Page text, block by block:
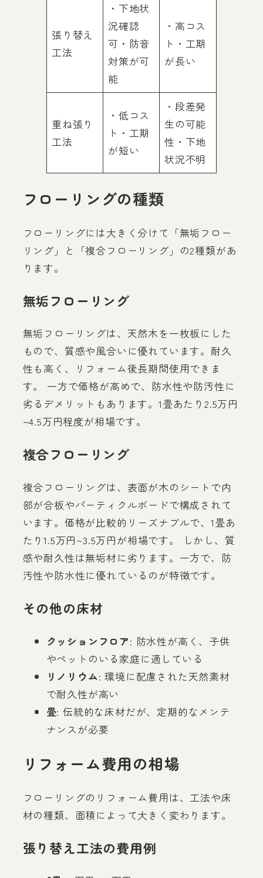
張り替え
工法
・下地状
況確認
可・防音
対策が可
能
・高コス
ト・工期
が長い
重ね張り
工法
・低コス
ト・工期
が短い
・段差発
生の可能
性・下地
状況不明
フローリングの種類
フローリングには大きく分けて「無垢フロー
リング」と「複合フローリング」の2種類があ
ります。
無垢フローリング
無垢フローリングは、天然木を一枚板にした
もので、質感や風合いに優れています。耐久
性も高く、リフォーム後長期間使用できま
す。 一方で価格が高めで、防水性や防汚性に
劣るデメリットもあります。1畳あたり2.5万円
~4.5万円程度が相場です。
複合フローリング
複合フローリングは、表面が木のシートで内
部が合板やパーティクルボードで構成されて
います。価格が比較的リーズナブルで、1畳あ
たり1.5万円~3.5万円が相場です。 しかし、質
感や耐久性は無垢材に劣ります。一方で、防
汚性や防水性に優れているのが特徴です。
その他の床材
クッションフロア: 防水性が高く、子供
やペットのいる家庭に適している
リノリウム: 環境に配慮された天然素材
で耐久性が高い
畳: 伝統的な床材だが、定期的なメンテ
ナンスが必要
リフォーム費用の相場
フローリングのリフォーム費用は、工法や床
材の種類、面積によって大きく変わります。
張り替え工法の費用例